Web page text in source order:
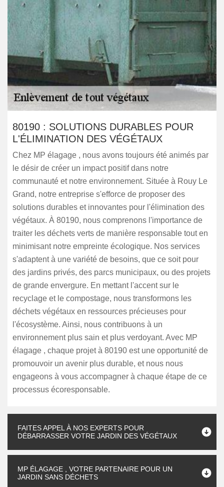
80190 : SOLUTIONS DURABLES POUR
L'ÉLIMINATION DES VÉGÉTAUX
Chez MP élagage , nous avons toujours été animés par
le désir de créer un impact positif dans notre
communauté et notre environnement. Située à Rouy Le
Grand, notre entreprise s'efforce de proposer des
solutions durables et innovantes pour l'élimination des
végétaux. À 80190, nous comprenons l'importance de
traiter les déchets verts de manière responsable tout en
minimisant notre empreinte écologique. Nos services
s'adaptent à une variété de besoins, que ce soit pour
des jardins privés, des parcs municipaux, ou des projets
de grande envergure. En mettant l'accent sur le
recyclage et le compostage, nous transformons les
déchets végétaux en ressources précieuses pour
l'écosystème. Ainsi, nous contribuons à un
environnement plus sain et plus verdoyant. Avec MP
élagage , chaque projet à 80190 est une opportunité de
promouvoir un avenir plus durable, et nous nous
engageons à vous accompagner à chaque étape de ce
processus écoresponsable.
FAITES APPEL À NOS EXPERTS POUR
DÉBARRASSER VOTRE JARDIN DES VÉGÉTAUX
MP ÉLAGAGE , VOTRE PARTENAIRE POUR UN
JARDIN SANS DÉCHETS